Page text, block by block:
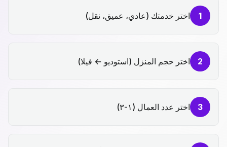
1 اختر خدمتك (عادي، عميق، نقل)
2 اختر حجم المنزل (استوديو ← فيلا)
3 اختر عدد العمال (١-٣)